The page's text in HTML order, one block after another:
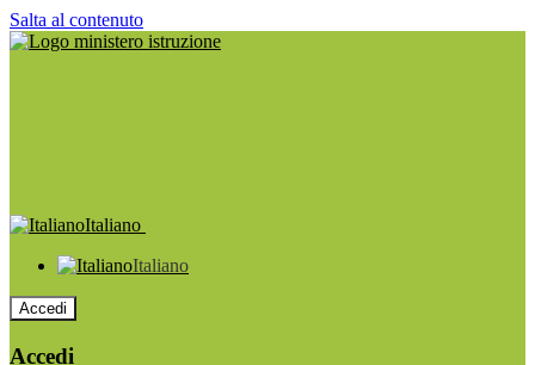
Salta al contenuto
Italiano
Italiano
Accedi
Accedi